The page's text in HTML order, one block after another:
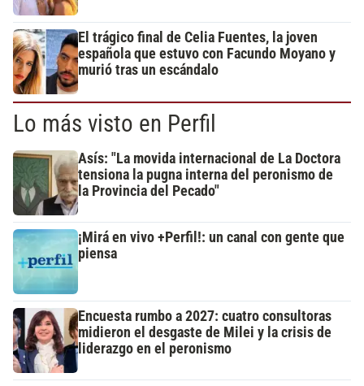
El trágico final de Celia Fuentes, la joven
española que estuvo con Facundo Moyano y
murió tras un escándalo
Lo más visto en Perfil
Asís: "La movida internacional de La Doctora
tensiona la pugna interna del peronismo de
la Provincia del Pecado"
¡Mirá en vivo +Perfil!: un canal con gente que
piensa
Encuesta rumbo a 2027: cuatro consultoras
midieron el desgaste de Milei y la crisis de
liderazgo en el peronismo